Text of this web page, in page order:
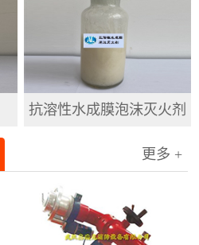
抗溶性水成膜泡沫灭火剂
更多 +